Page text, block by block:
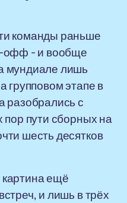
команды раньше
офф - и вообще
мундиале лишь
групповом этапе в
разобрались с
пути сборных на
шесть десятков
ещё
и лишь в трёх